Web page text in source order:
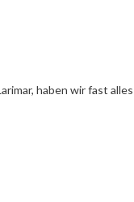
haben wir fast